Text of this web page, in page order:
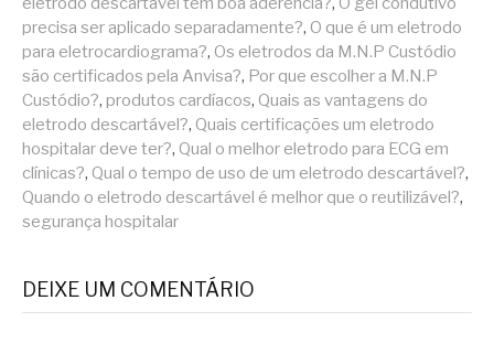
precisa ser aplicado separadamente?, O que é um eletrodo
para eletrocardiograma?, Os eletrodos da M.N.P Custódio
são certificados pela Anvisa?, Por que escolher a M.N.P
Custódio?, produtos cardíacos, Quais as vantagens do
eletrodo descartável?, Quais certificações um eletrodo
hospitalar deve ter?, Qual o melhor eletrodo para ECG em
clínicas?, Qual o tempo de uso de um eletrodo descartável?,
Quando o eletrodo descartável é melhor que o reutilizável?,
segurança hospitalar
DEIXE UM COMENTÁRIO